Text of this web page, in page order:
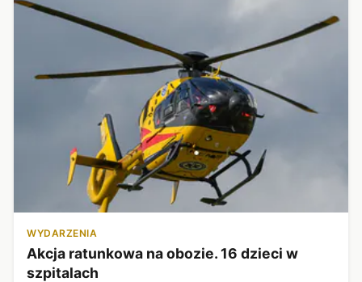
WYDARZENIA
Akcja ratunkowa na obozie. 16 dzieci w
szpitalach